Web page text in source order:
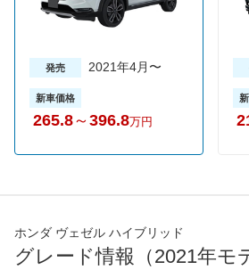
発売 2021年4月〜
新車価格
265.8～ 396.8万円
ホンダ ヴェゼル ハイブリッド
グレード情報（2021年モ